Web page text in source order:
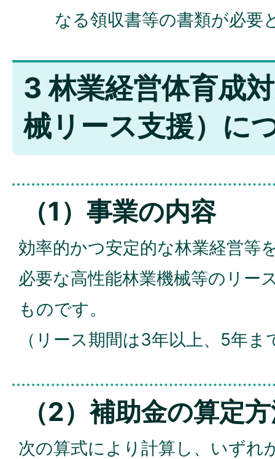
なる領収書等の書類が必要
3 林業経営体育成
械リース支援）に
（1）事業の内容
効率的かつ安定的な林業経営等
必要な高性能林業機械等のリー
ものです。
（リース期間は3年以上、5年
（2）補助金の算定
次の算式により計算し、いずれ